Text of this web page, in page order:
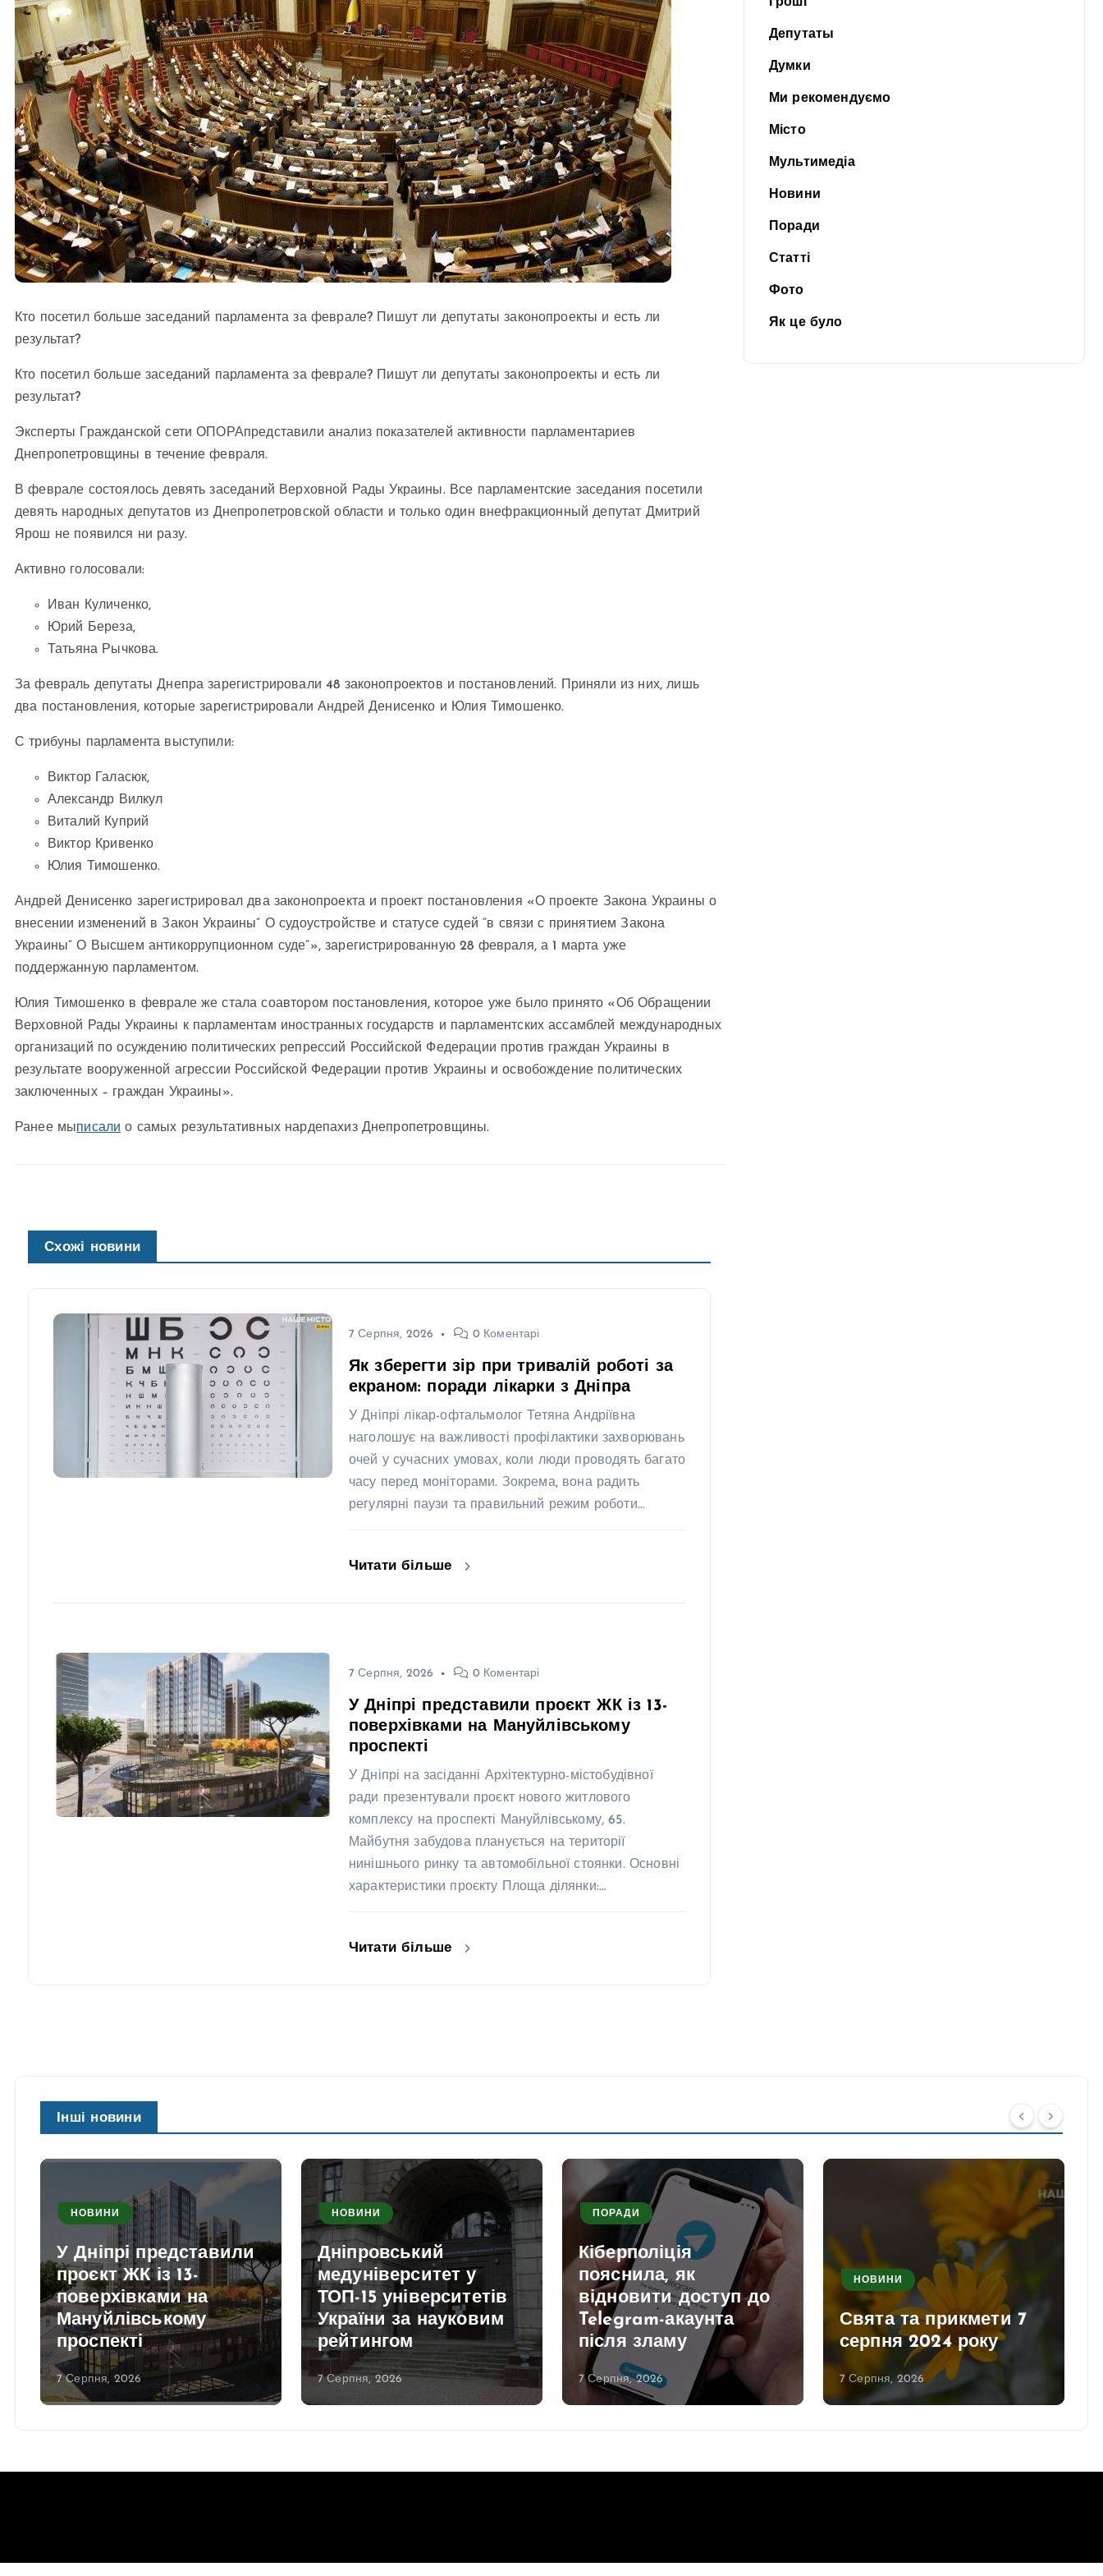
Кто посетил больше заседаний парламента за феврале? Пишут ли депутаты законопроекты и есть ли
результат?
Кто посетил больше заседаний парламента за феврале? Пишут ли депутаты законопроекты и есть ли
результат?
Эксперты Гражданской сети ОПОРАпредставили анализ показателей активности парламентариев
Днепропетровщины в течение февраля.
В феврале состоялось девять заседаний Верховной Рады Украины. Все парламентские заседания посетили
девять народных депутатов из Днепропетровской области и только один внефракционный депутат Дмитрий
Ярош не появился ни разу.
Активно голосовали:
Иван Куличенко,
Юрий Береза,
Татьяна Рычкова.
За февраль депутаты Днепра зарегистрировали 48 законопроектов и постановлений. Приняли из них, лишь
два постановления, которые зарегистрировали Андрей Денисенко и Юлия Тимошенко.
С трибуны парламента выступили:
Виктор Галасюк,
Александр Вилкул
Виталий Куприй
Виктор Кривенко
Юлия Тимошенко.
Андрей Денисенко зарегистрировал два законопроекта и проект постановления «О проекте Закона Украины о
внесении изменений в Закон Украины” О судоустройстве и статусе судей “в связи с принятием Закона
Украины” О Высшем антикоррупционном суде”», зарегистрированную 28 февраля, а 1 марта уже
поддержанную парламентом.
Юлия Тимошенко в феврале же стала соавтором постановления, которое уже было принято «Об Обращении
Верховной Рады Украины к парламентам иностранных государств и парламентских ассамблей международных
организаций по осуждению политических репрессий Российской Федерации против граждан Украины в
результате вооруженной агрессии Российской Федерации против Украины и освобождение политических
заключенных – граждан Украины».
Ранее мыписали о самых результативных нардепахиз Днепропетровщины.
Схожі новини
7 Серпня, 2026 0 Коментарі
Як зберегти зір при тривалій роботі за
екраном: поради лікарки з Дніпра
У Дніпрі лікар-офтальмолог Тетяна Андріївна
наголошує на важливості профілактики захворювань
очей у сучасних умовах, коли люди проводять багато
часу перед моніторами. Зокрема, вона радить
регулярні паузи та правильний режим роботи…
Читати більше
7 Серпня, 2026 0 Коментарі
У Дніпрі представили проєкт ЖК із 13-
поверхівками на Мануйлівському
проспекті
У Дніпрі на засіданні Архітектурно-містобудівної
ради презентували проєкт нового житлового
комплексу на проспекті Мануйлівському, 65.
Майбутня забудова планується на території
нинішнього ринку та автомобільної стоянки. Основні
характеристики проєкту Площа ділянки:…
Читати більше
Депутаты
Думки
Ми рекомендуємо
Місто
Мультимедіа
Новини
Поради
Статті
Фото
Як це було
Інші новини
НОВИНИ
У Дніпрі представили
проєкт ЖК із 13-
поверхівками на
Мануйлівському
проспекті
7 Серпня, 2026
НОВИНИ
Дніпровський
медуніверситет у
ТОП-15 університетів
України за науковим
рейтингом
7 Серпня, 2026
ПОРАДИ
Кіберполіція
пояснила, як
відновити доступ до
Telegram-акаунта
після зламу
7 Серпня, 2026
НОВИНИ
Свята та прикмети 7
серпня 2024 року
7 Серпня, 2026